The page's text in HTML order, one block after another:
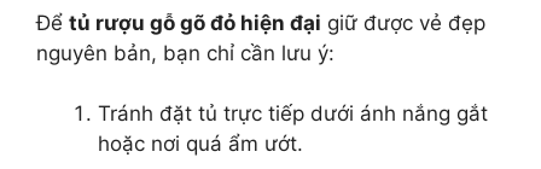
Để tủ rượu gỗ gõ đỏ hiện đại giữ được vẻ đẹp
nguyên bản, bạn chỉ cần lưu ý:
Tránh đặt tủ trực tiếp dưới ánh nắng gắt
hoặc nơi quá ẩm ướt.